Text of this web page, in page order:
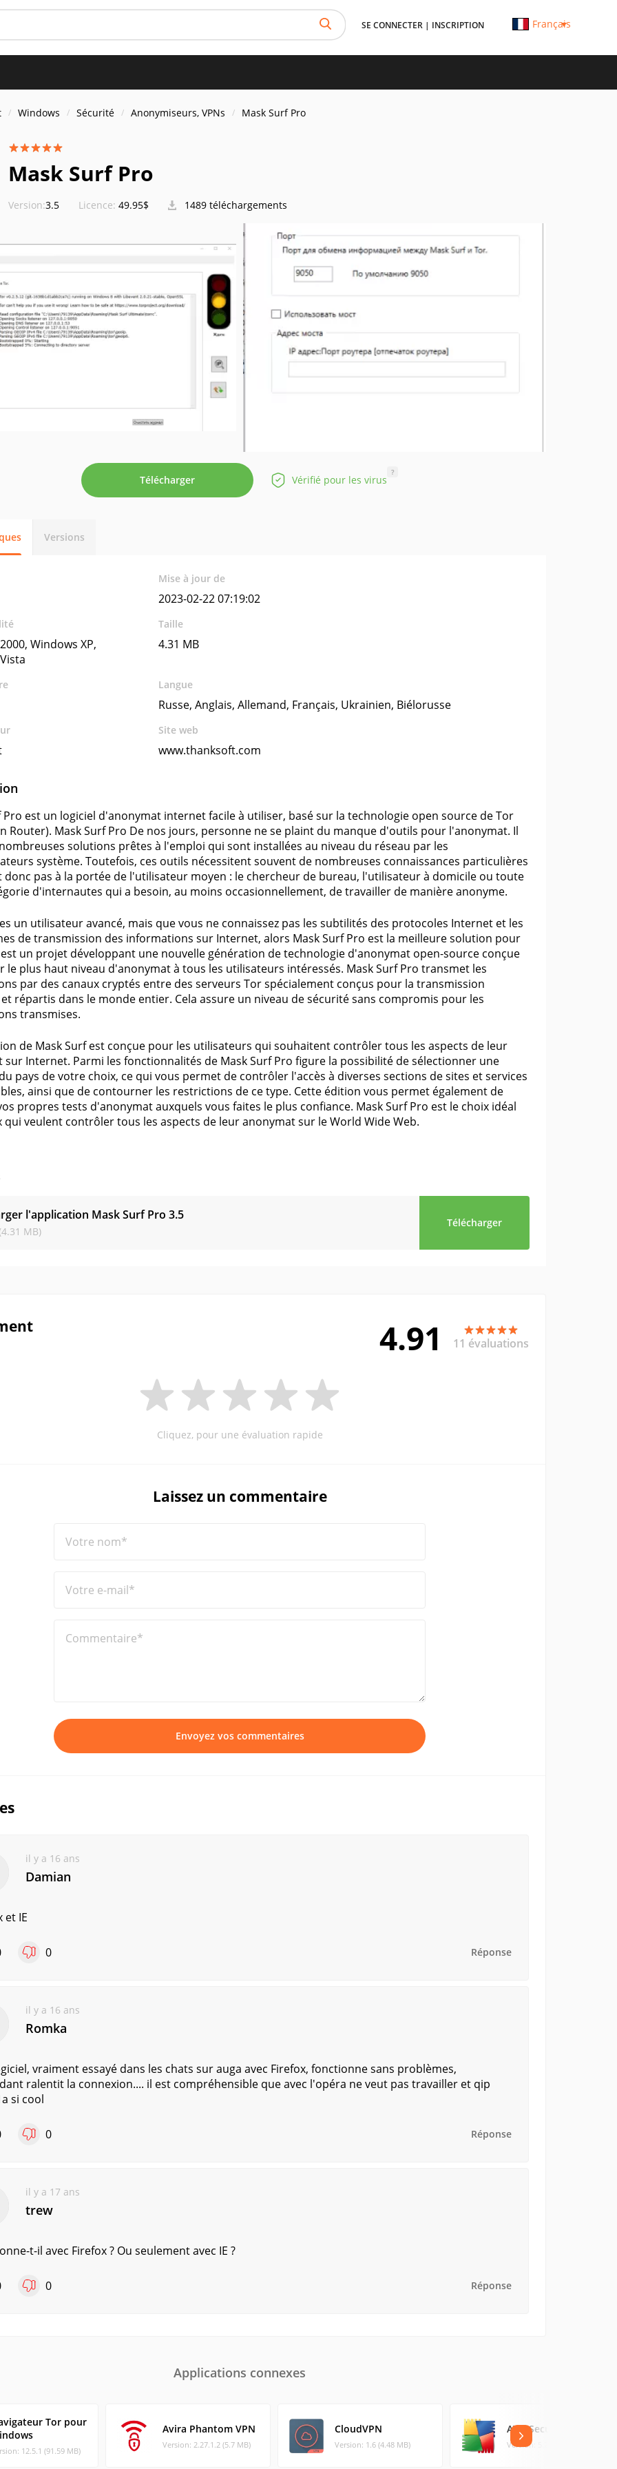
SE CONNECTER | INSCRIPTION Français
Windows Sécurité Anonymiseurs, VPNs Mask Surf Pro
Mask Surf Pro
Version:3.5 Licence: 49.95$ 1489 téléchargements
Télécharger Vérifié pour les virus
?
Versions
Mise à jour de
2023-02-22 07:19:02
Windows XP,
Taille
4.31 MB
Langue
Russe, Anglais, Allemand, Français, Ukrainien, Biélorusse
Site web
www.thanksoft.com
Pro est un logiciel d'anonymat internet facile à utiliser, basé sur la technologie open source de Tor
Router). Mask Surf Pro De nos jours, personne ne se plaint du manque d'outils pour l'anonymat. Il
solutions prêtes à l'emploi qui sont installées au niveau du réseau par les
système. Toutefois, ces outils nécessitent souvent de nombreuses connaissances particulières
donc pas à la portée de l'utilisateur moyen : le chercheur de bureau, l'utilisateur à domicile ou toute
d'internautes qui a besoin, au moins occasionnellement, de travailler de manière anonyme.
un utilisateur avancé, mais que vous ne connaissez pas les subtilités des protocoles Internet et les
de transmission des informations sur Internet, alors Mask Surf Pro est la meilleure solution pour
un projet développant une nouvelle génération de technologie d'anonymat open-source conçue
le plus haut niveau d'anonymat à tous les utilisateurs intéressés. Mask Surf Pro transmet les
par des canaux cryptés entre des serveurs Tor spécialement conçus pour la transmission
répartis dans le monde entier. Cela assure un niveau de sécurité sans compromis pour les
transmises.
de Mask Surf est conçue pour les utilisateurs qui souhaitent contrôler tous les aspects de leur
sur Internet. Parmi les fonctionnalités de Mask Surf Pro figure la possibilité de sélectionner une
pays de votre choix, ce qui vous permet de contrôler l'accès à diverses sections de sites et services
ainsi que de contourner les restrictions de ce type. Cette édition vous permet également de
propres tests d'anonymat auxquels vous faites le plus confiance. Mask Surf Pro est le choix idéal
qui veulent contrôler tous les aspects de leur anonymat sur le World Wide Web.
l'application Mask Surf Pro 3.5
MB)
Télécharger
4.91 11 évaluations
Cliquez, pour une évaluation rapide
Laissez un commentaire
Votre nom*
Votre e-mail*
Commentaire*
Envoyez vos commentaires
il y a 16 ans
Damian
et IE
0 Réponse
il y a 16 ans
Romka
vraiment essayé dans les chats sur auga avec Firefox, fonctionne sans problèmes,
ralentit la connexion.... il est compréhensible que avec l'opéra ne veut pas travailler et qip
si cool
0 Réponse
il y a 17 ans
trew
t-il avec Firefox ? Ou seulement avec IE ?
0 Réponse
Applications connexes
Tor pour
12.5.1 (91.59 MB)
Avira Phantom VPN
Version: 2.27.1.2 (5.7 MB)
CloudVPN
Version: 1.6 (4.48 MB)
AVG Secure VPN
Version: 5.25.792 (1.26 MB)